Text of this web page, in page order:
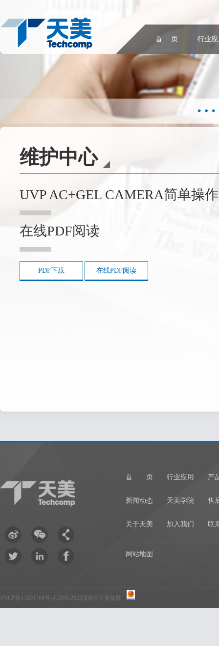
首 页 行业
维护中心
UVP AC+GEL CAMERA简单操作
在线PDF阅读
PDF下载 在线PDF阅读
首 页 行业应用 产
新闻动态 天美学院 售
关于天美 加入我们 联
网站地图
沪ICP备13001704号-4 2006-2023版权©天美集团